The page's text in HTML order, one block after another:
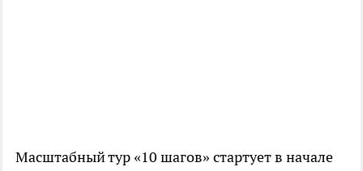
Масштабный тур «10 шагов» стартует в начале